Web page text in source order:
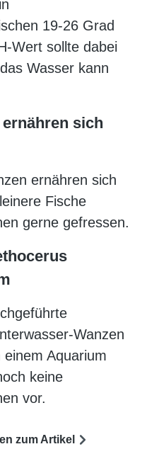
19-26 Grad
Wert sollte dabei
Wasser kann
sich
ernähren sich
Fische
gerne gefressen.
Wanzen
Aquarium
keine
vor.
zum Artikel